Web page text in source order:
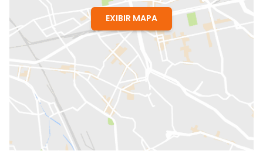
EXIBIR MAPA